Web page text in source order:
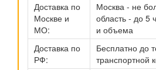
Доставка по
Москве и
МО:
Москва - не
область - до 5
и объема
Доставка по
РФ:
Бесплатно до
транспортной